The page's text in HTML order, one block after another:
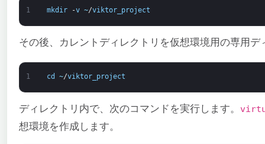
1 mkdir -v ~/viktor_project
その後、カレントディレクトリを仮想環境用の専用
1 cd ~/viktor_project
ディレクトリ内で、次のコマンドを実行します。
想環境を作成します。